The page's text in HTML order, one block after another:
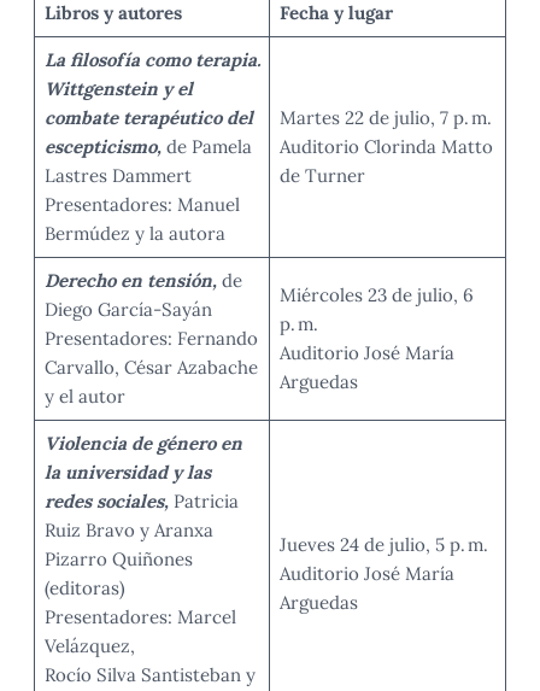
Libros y autores Fecha y lugar
La filosofía como terapia.
Wittgenstein y el
combate terapéutico del
escepticismo,de Pamela
Lastres Dammert
Presentadores: Manuel
Bermúdez y la autora
Martes 22 de julio, 7 p. m.
Auditorio Clorinda Matto
de Turner
Derecho en tensión, de
Diego García-Sayán
Presentadores: Fernando
Carvallo, César Azabache
y el autor
Miércoles 23 de julio, 6
p. m.
Auditorio José María
Arguedas
Violencia de género en
la universidad y las
redes sociales,Patricia
Ruiz Bravo y Aranxa
Pizarro Quiñones
(editoras)
Presentadores: Marcel
Velázquez,
Rocío Silva Santisteban y
Jueves 24 de julio, 5 p. m.
Auditorio José María
Arguedas